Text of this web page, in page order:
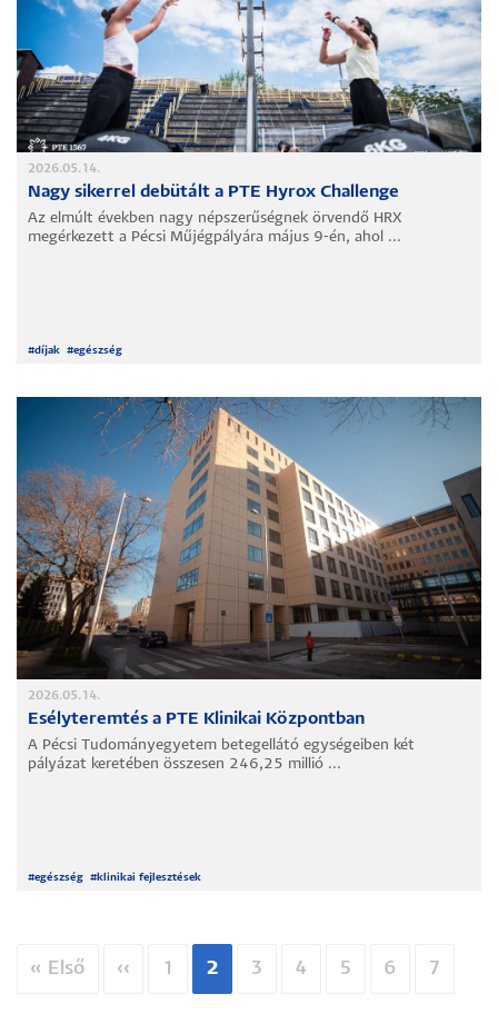
2026.05.14.
Nagy sikerrel debütált a PTE Hyrox Challenge
Az elmúlt években nagy népszerűségnek örvendő HRX
megérkezett a Pécsi Műjégpályára május 9-én, ahol ...
#díjak #egészség
2026.05.14.
Esélyteremtés a PTE Klinikai Központban
A Pécsi Tudományegyetem betegellátó egységeiben két
pályázat keretében összesen 246,25 millió ...
#egészség # klinikai fejlesztések
Oldalszámozás
Első
« Első
Előző
‹‹ Oldal
1
Jelenlegi
2 Oldal
3 Oldal
4 Oldal
5 Oldal
6 Oldal
7